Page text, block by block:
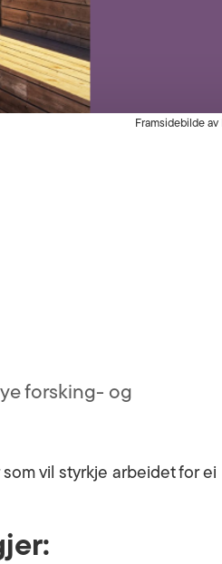
Framsidebilde
forsking- og
vil styrkje arbeidet for ei